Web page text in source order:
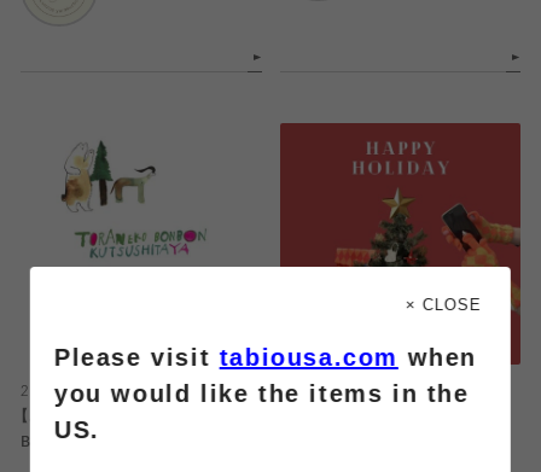
2024.12.06
【ルミネ有楽町】TORANEKO
BONBON ×靴下屋 ルミネ有楽町
2024.12.01
× CLOSE
Please visittabiousa.com when
you would like the items in the
US.